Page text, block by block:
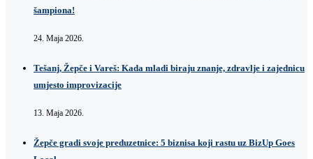
šampiona!
24. Maja 2026.
Tešanj, Žepče i Vareš: Kada mladi biraju znanje, zdravlje i zajednicu
umjesto improvizacije
13. Maja 2026.
Žepče gradi svoje preduzetnice: 5 biznisa koji rastu uz BizUp Goes